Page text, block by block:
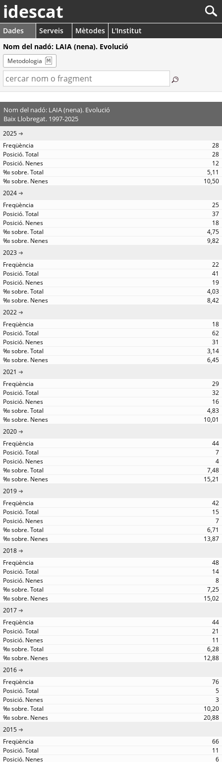
idescat
Dades Serveis Mètodes
L'Institut
Nom del nadó: LAIA (nena). Evolució
Metodologia
Nom del nadó: LAIA (nena). Evolució
Baix Llobregat. 1997-2025
2025
28
28
12
5,11
10,50
2024
25
37
18
4,75
9,82
2023
22
41
19
4,03
8,42
2022
18
62
31
3,14
6,45
2021
29
32
16
4,83
10,01
2020
44
7
4
7,48
15,21
2019
42
15
7
6,71
13,87
2018
48
14
8
7,25
15,02
2017
44
21
11
6,28
12,88
2016
76
5
3
10,20
20,88
2015
66
11
6